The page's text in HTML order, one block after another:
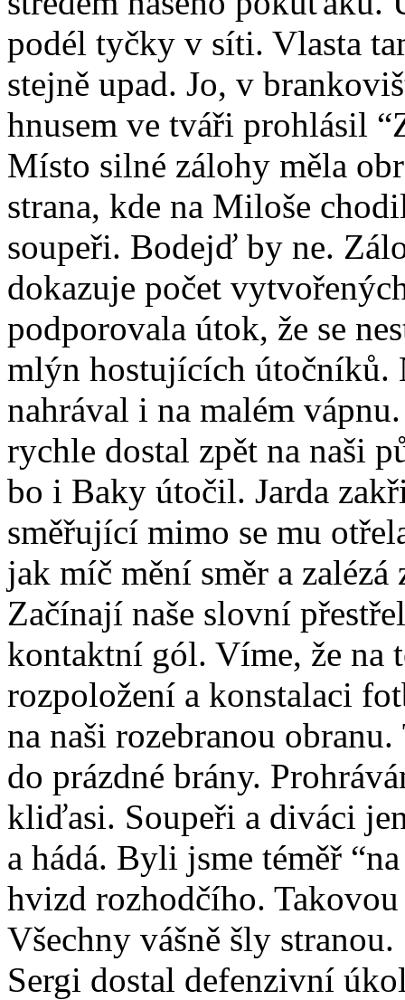
podél tyčky v síti. Vlasta
stejně upad. Jo, v
hnusem ve tváři prohlásil
Místo silné zálohy měla
strana, kde na Miloše
soupeři. Bodejď by ne.
dokazuje počet
podporovala útok, že se
mlýn hostujících útočníků.
nahrával i na malém
rychle dostal zpět na naši
bo i Baky útočil. Jarda
směřující mimo se mu
jak míč mění směr a
Začínají naše slovní
kontaktní gól. Víme, že na
rozpoložení a konstalaci
na naši rozebranou
do prázdné brány.
kliďasi. Soupeři a diváci
a hádá. Byli jsme téměř
hvizd rozhodčího.
Všechny vášně šly
Sergi dostal defenzivní